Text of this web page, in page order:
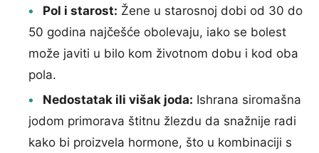
Pol i starost: Žene u starosnoj dobi od 30 do
50 godina najčešće obolevaju, iako se bolest
može javiti u bilo kom životnom dobu i kod oba
pola.
Nedostatak ili višak joda: Ishrana siromašna
jodom primorava štitnu žlezdu da snažnije radi
kako bi proizvela hormone, što u kombinaciji s